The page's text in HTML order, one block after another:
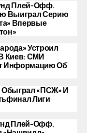
Плей-Офф.
Выиграл Серию
Впервые
Устроил
Киев: СМИ
Информацию Об
Обыграл «ПСЖ» И
Лиги
Плей-Офф.